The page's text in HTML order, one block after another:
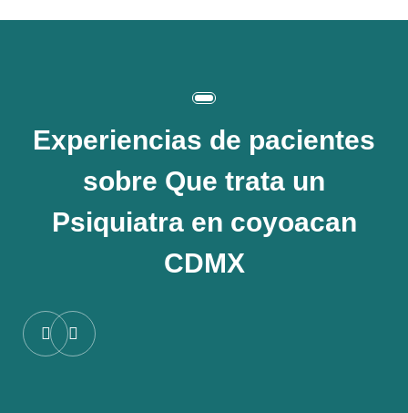
Experiencias de pacientes
sobre Que trata un
Psiquiatra en coyoacan
CDMX